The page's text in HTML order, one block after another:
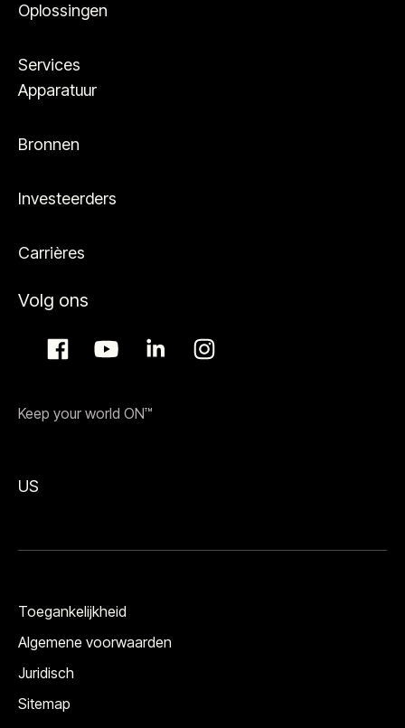
Oplossingen
Services
Apparatuur
Bronnen
Investeerders
Carrières
Volg ons
Keep your world ON™
US
Toegankelijkheid
Algemene voorwaarden
Juridisch
Sitemap